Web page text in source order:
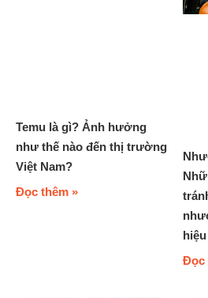
Temu là gì? Ảnh hưởng
như thế nào đến thị trường
Việt Nam?
Đọc thêm »
hiệu
Đọc